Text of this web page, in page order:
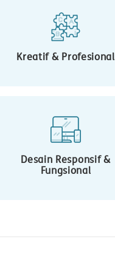
Kreatif & Profesional
Desain Responsif &
Fungsional